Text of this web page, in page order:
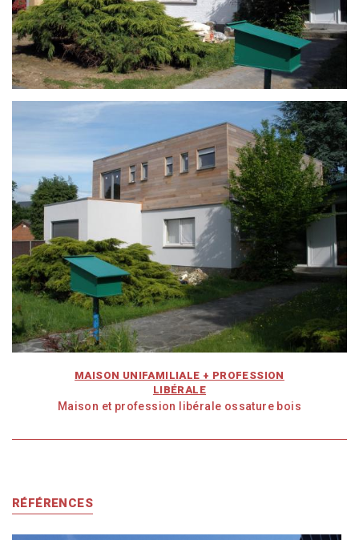
MAISON UNIFAMILIALE + PROFESSION
LIBÉRALE
Maison et profession libérale ossature bois
RÉFÉRENCES